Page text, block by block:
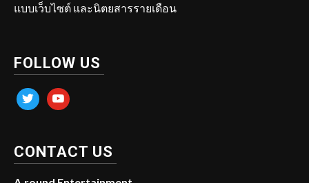
แบบเว็บไซต์ และนิตยสารรายเดือน
FOLLOW US
twitter youtube
CONTACT US